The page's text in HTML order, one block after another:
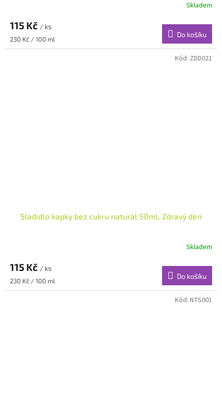
Skladem
115 Kč / ks
Měrná
cena:
230 Kč / 100 ml
Do košíku
Sladidlo kapky bez cukru natural 50ml, Zdravý den
Skladem
115 Kč / ks
Měrná
cena:
230 Kč / 100 ml
Do košíku
Kód: ZDD021
Kód: NTS001